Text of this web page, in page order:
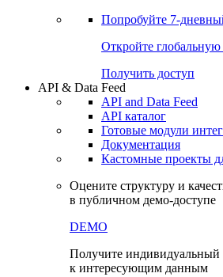
Попробуйте 7-
Откройте
Получить доступ
API & Data Feed
API and Data Feed
API каталог
Готовые модули
Документация
Кастомные проекты
Оцените структуру и
в публичном демо-доступе
DEMO
Получите индивидуальный
к интересующим данным